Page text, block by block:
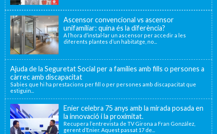
Ascensor convencional vs ascensor
unifamiliar: quina és la diferència?
A l’hora d’instal·lar un ascensor per accedir a les
diferents plantes d’un habitatge, no...
Ajuda de la Seguretat Social per a famílies amb fills o persones a
càrrec amb discapacitat
Sabies que hi ha prestacions per fill o per persones amb discapacitat que
estiguin...
Enier celebra 75 anys amb la mirada posada en
la innovació i la proximitat.
Recupera l’entrevista de TV Girona a Fran González,
gerent d’Enier. Aquest passat 17 de...